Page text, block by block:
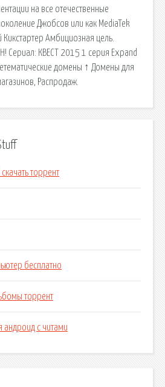
на все отечественные
Джобсов или как MediaTek
Амбициозная цель.
Сериал: КВЕСТ 2015 1 серия Expand
домены ↑ Домены для
Распродаж.
торрент
бесплатно
торрент
андроид с читами